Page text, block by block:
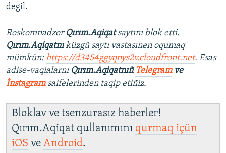
degil.
Roskomnadzor Qırım.Aqiqatsaytını blok etti.
Qırım.Aqiqatnıküzgü saytı vastasınen oqumaq
mümkün:https://d3454ggyqnys2v.cloudfront.net. Esas
adise-vaqialarnı Qırım.Aqiqatnıñ Telegramve
İnstagram saifelerinden taqip etiñiz.
Bloklav ve tsenzurasız haberler!
Qırım.Aqiqat qullanımını qurmaq içün
iOS ve Android.